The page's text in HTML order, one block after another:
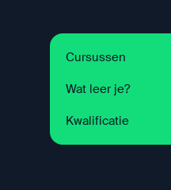
Cursussen
Wat leer je?
Kwalificatie